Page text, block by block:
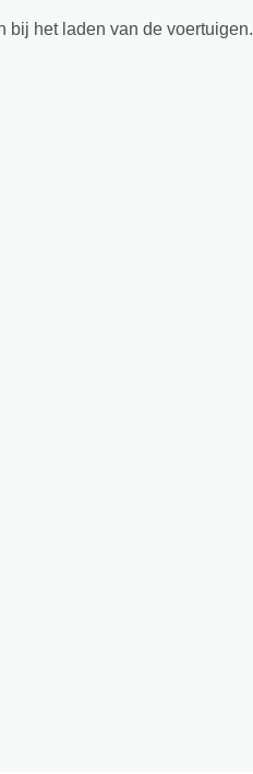
bij het laden van de voertuigen.